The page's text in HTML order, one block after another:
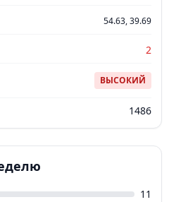
54.63, 39.69
2
ВЫСОКИЙ
1486
11